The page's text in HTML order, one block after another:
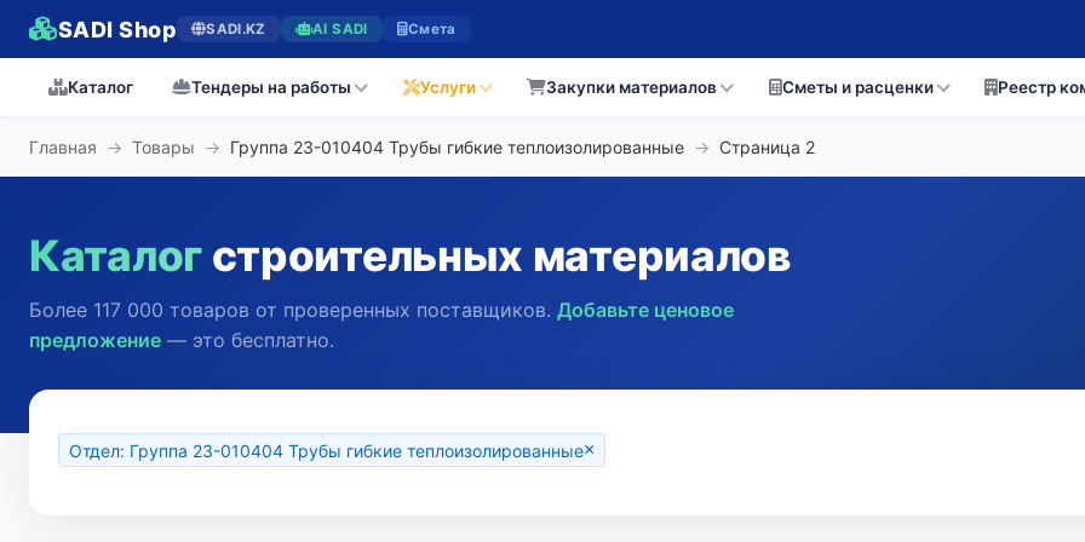
SADI Shop SADI.KZ AI SADI Смета
Каталог Тендеры на работы Услуги Закупки материалов Сметы и расценки Реестр
Главная → Товары → Группа 23-010404 Трубы гибкие теплоизолированные → Страница 2
Каталогстроительных материалов
Более 117 000 товаров от проверенных поставщиков. Добавьте ценовое
предложение — это бесплатно.
Отдел: Группа 23-010404 Трубы гибкие теплоизолированные×